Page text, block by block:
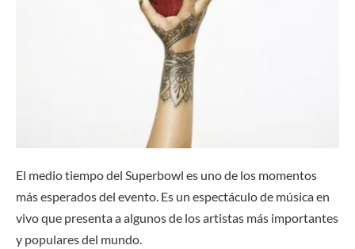
El medio tiempo del Superbowl es uno de los momentos
más esperados del evento. Es un espectáculo de música en
vivo que presenta a algunos de los artistas más importantes
y populares del mundo.